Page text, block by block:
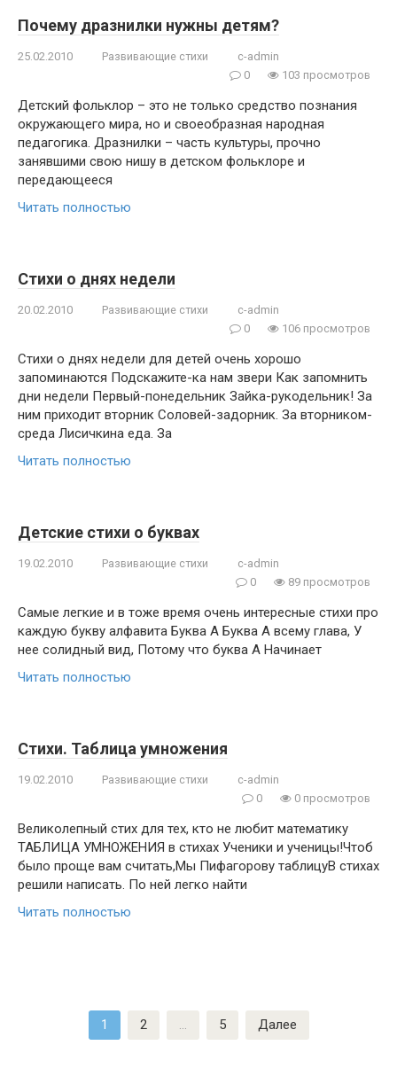
Почему дразнилки нужны детям?
25.02.2010 Развивающие стихи
c-admin
0
103 просмотров
Детский фольклор – это не только средство познания
окружающего мира, но и своеобразная народная
педагогика. Дразнилки – часть культуры, прочно
занявшими свою нишу в детском фольклоре и
передающееся
Читать полностью
Стихи о днях недели
20.02.2010 Развивающие стихи
c-admin
0
106 просмотров
Стихи о днях недели для детей очень хорошо
запоминаются Подскажите-ка нам звери Как запомнить
дни недели Первый-понедельник Зайка-рукодельник! За
ним приходит вторник Соловей-задорник. За вторником-
среда Лисичкина еда. За
Читать полностью
Детские стихи о буквах
19.02.2010 Развивающие стихи
c-admin
0
89 просмотров
Самые легкие и в тоже время очень интересные стихи про
каждую букву алфавита Буква А Буква А всему глава, У
нее солидный вид, Потому что буква А Начинает
Читать полностью
Стихи. Таблица умножения
19.02.2010 Развивающие стихи
c-admin
0
0 просмотров
Великолепный стих для тех, кто не любит математику
ТАБЛИЦА УМНОЖЕНИЯ в стихах Ученики и ученицы!Чтоб
было проще вам считать,Мы Пифагорову таблицуВ стихах
решили написать. По ней легко найти
Читать полностью
1 2 … 5 Далее